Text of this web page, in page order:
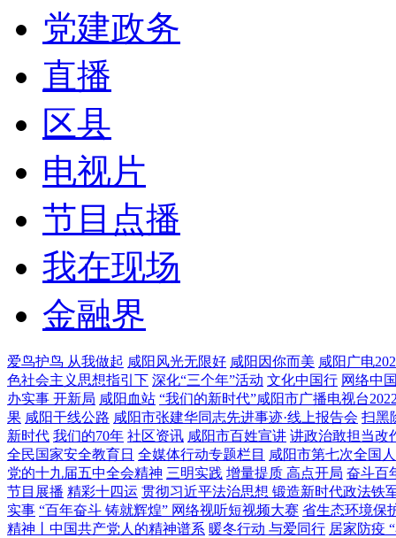
党建政务
直播
区县
电视片
节目点播
我在现场
金融界
爱鸟护鸟 从我做起 咸阳风光无限好 咸阳因你而美 咸阳广电
色社会主义思想指引下 深化“三个年”活动 文化中国行 网络中
办实事 开新局 咸阳血站 “我们的新时代”咸阳市广播电视台
果 咸阳干线公路 咸阳市张建华同志先进事迹·线上报告会 扫黑
新时代 我们的70年 社区资讯 咸阳市百姓宣讲 讲政治敢担当改
全民国家安全教育日 全媒体行动专题栏目 咸阳市第七次全国
党的十九届五中全会精神 三明实践 增量提质 高点开局 奋斗百
节目展播 精彩十四运 贯彻习近平法治思想 锻造新时代政法铁
实事 “百年奋斗 铸就辉煌” 网络视听短视频大赛 省生态环境保
精神丨中国共产党人的精神谱系 暖冬行动 与爱同行 居家防疫